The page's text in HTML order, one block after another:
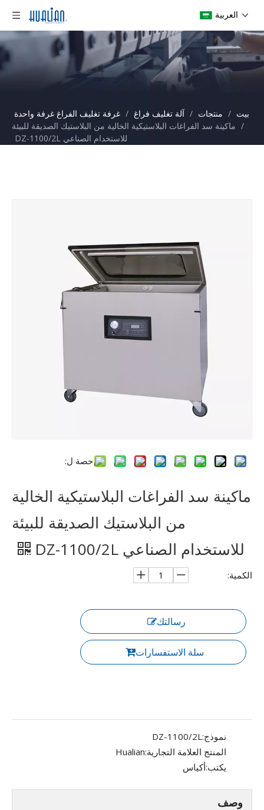
العربية
بيت / منتجات / آلة تغليف فراغ / غرفة تغليف الفراغ غرفة واحدة
/ ماكينة سد الفراغات البلاستيكية الخالية من البلاستيك الصديقة للبيئة
للاستخدام الصناعي DZ-1100/2L
حصة ل:
ماكينة سد الفراغات البلاستيكية الخالية
من البلاستيك الصديقة للبيئة
للاستخدام الصناعي DZ-1100/2L
الكمية:
رسالتك
سلة الاستفسارات
نموذج:DZ-1100/2L
المنتج العلامة التجارية:Hualian
يكتب:أكياس
وصف